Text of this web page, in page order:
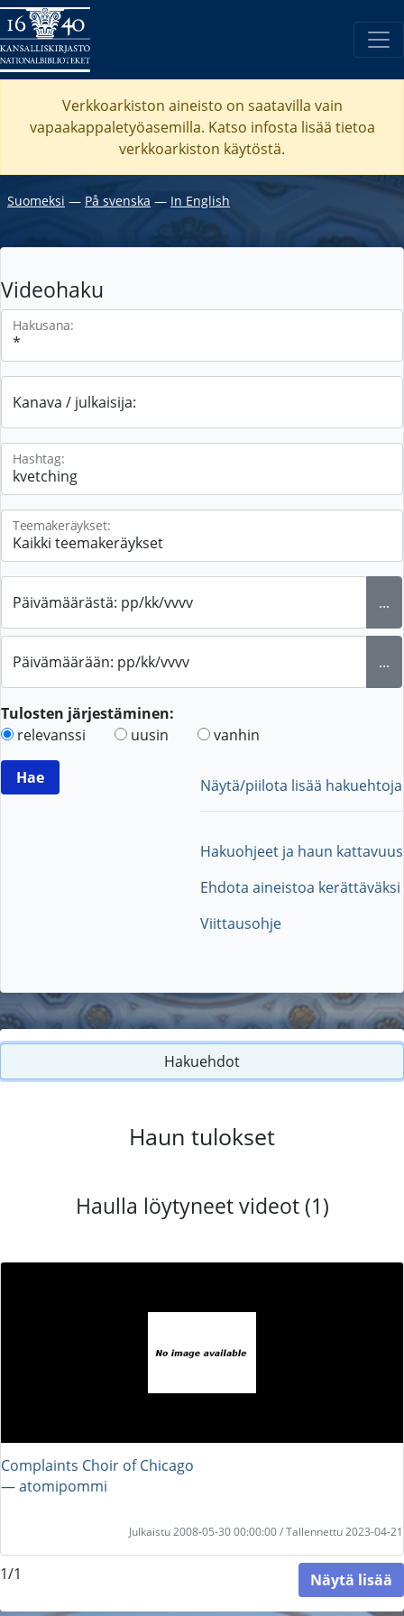
Verkkoarkiston aineisto on saatavilla vain
vapaakappaletyöasemilla. Katso infosta lisää tietoa
verkkoarkiston käytöstä.
Suomeksi ― På svenska ― In English
Videohaku
Hakusana:
Kanava / julkaisija:
Hashtag:
Teemakeräykset:
Päivämäärästä: pp/kk/vvvv ...
Päivämäärään: pp/kk/vvvv ...
Tulosten järjestäminen:
relevanssi
uusin vanhin
Näytä/piilota lisää hakuehtoja
Hakuohjeet ja haun kattavuus
Ehdota aineistoa kerättäväksi
Viittausohje
Hakuehdot
Haun tulokset
Haulla löytyneet videot (1)
Complaints Choir of Chicago
― atomipommi
Julkaistu 2008-05-30 00:00:00 / Tallennettu 2023-04-21
1/1 Näytä lisää